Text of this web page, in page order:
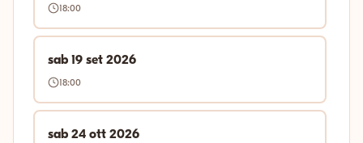
18:00
sab 19 set 2026
18:00
sab 24 ott 2026